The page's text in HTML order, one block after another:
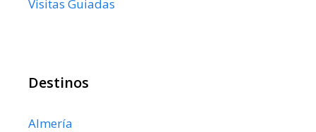
Visitas Guiadas
Destinos
Almería